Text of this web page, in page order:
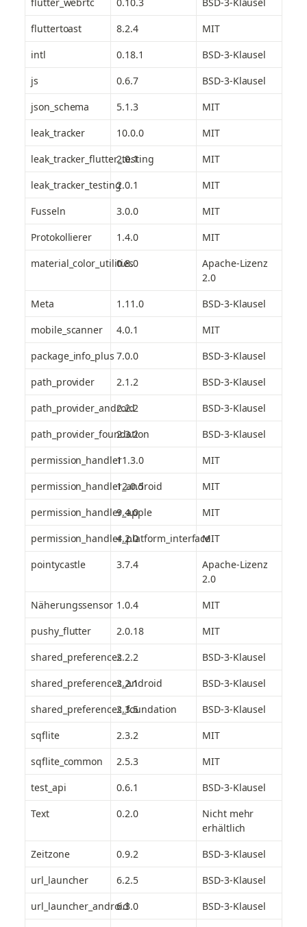
fluttertoast
8.2.4
MIT
intl
0.18.1
BSD-3-Klausel
js
0.6.7
BSD-3-Klausel
json_schema
5.1.3
MIT
leak_tracker
10.0.0
MIT
leak_tracker_flutter_testing
2.0.1
MIT
leak_tracker_testing2.0.1
MIT
Fusseln
3.0.0
MIT
Protokollierer
1.4.0
MIT
material_color_utilities
0.8.0
Apache-Lizenz
2.0
Meta
1.11.0
BSD-3-Klausel
mobile_scanner
4.0.1
MIT
package_info_plus 7.0.0
BSD-3-Klausel
path_provider
2.1.2
BSD-3-Klausel
path_provider_android
2.2.2
BSD-3-Klausel
path_provider_foundation
2.3.2
BSD-3-Klausel
permission_handler11.3.0
MIT
permission_handler_android
12.0.5
MIT
permission_handler_apple
9.4.0
MIT
permission_handler_platform_interface
4.2.0
MIT
pointycastle
3.7.4
Apache-Lizenz
2.0
Näherungssensor 1.0.4
MIT
pushy_flutter
2.0.18
MIT
shared_preferences2.2.2
BSD-3-Klausel
shared_preferences_android
2.2.1
BSD-3-Klausel
shared_preferences_foundation
2.3.5
BSD-3-Klausel
sqflite
2.3.2
MIT
sqflite_common
2.5.3
MIT
test_api
0.6.1
BSD-3-Klausel
Text
0.2.0
Nicht mehr
erhältlich
Zeitzone
0.9.2
BSD-3-Klausel
url_launcher
6.2.5
BSD-3-Klausel
url_launcher_android
6.3.0
BSD-3-Klausel